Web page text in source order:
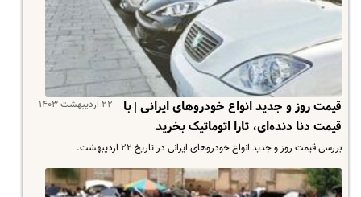
۲۲ اردیبهشت ۱۴۰۳
قیمت روز و جدید انواع خودروهای ایرانی | با
قیمت دنا دنده‌ای، تارا اتوماتیک بخرید
بررسی قیمت روز و جدید انواع خودروهای ایرانی در تاریخ ۲۲ اردیبهشت.